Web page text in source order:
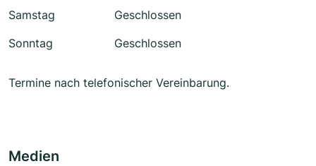
Samstag
Geschlossen
Sonntag
Geschlossen
Termine nach telefonischer Vereinbarung.
Medien